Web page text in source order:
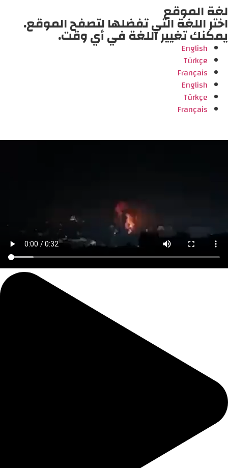
لغة الموقع
اختر اللغة التي تفضلها لتصفح الموقع.
يمكنك تغيير اللغة في أي وقت.
English
Türkçe
Français
English
Türkçe
Français